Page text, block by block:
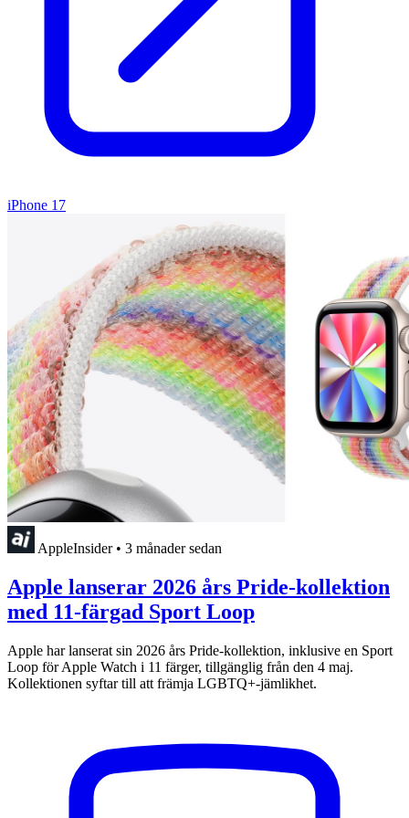
iPhone 17
AppleInsider • 3 månader sedan
Apple lanserar 2026 års Pride-kollektion
med 11-färgad Sport Loop
Apple har lanserat sin 2026 års Pride-kollektion, inklusive en Sport
Loop för Apple Watch i 11 färger, tillgänglig från den 4 maj.
Kollektionen syftar till att främja LGBTQ+-jämlikhet.